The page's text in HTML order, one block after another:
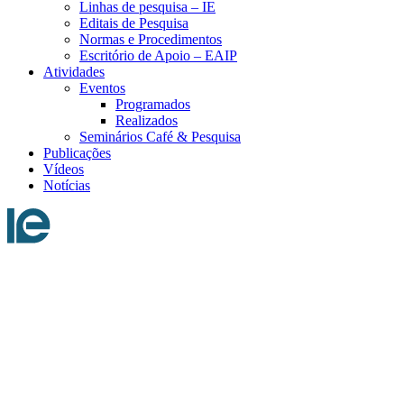
Linhas de pesquisa – IE
Editais de Pesquisa
Normas e Procedimentos
Escritório de Apoio – EAIP
Atividades
Eventos
Programados
Realizados
Seminários Café & Pesquisa
Publicações
Vídeos
Notícias